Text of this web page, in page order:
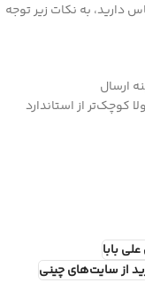
دارید، به نکات زیر توجه
ارسال
کوچک‌تر از استاندارد
بابا
از سایت‌های چینی